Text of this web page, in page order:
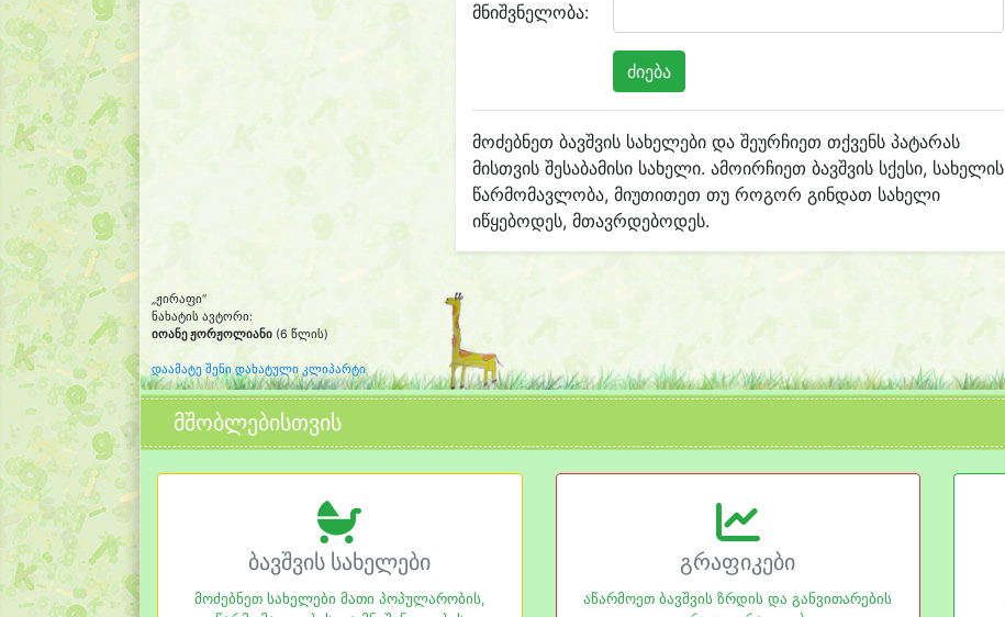
მნიშვნელობა:
მოძებნეთ ბავშვის სახელები და შეურჩიეთ თქვენს პატარას
მისთვის შესაბამისი სახელი. ამოირჩიეთ ბავშვის სქესი, სახელის
წარმომავლობა, მიუთითეთ თუ როგორ გინდათ სახელი
იწყებოდეს, მთავრდებოდეს.
„ჟირაფი“
ნახატის ავტორი:
იოანე ჟორჟოლიანი (6 წლის)
დაამატე შენი დახატული კლიპარტი
მშობლებისთვის
ბავშვის სახელები
მოძებნეთ სახელები მათი პოპულარობის,
გრაფიკები
აწარმოეთ ბავშვის ზრდის და განვითარების